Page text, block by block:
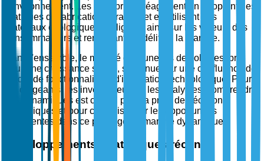
l'environnement. Les entreprises réagissent en adoptant des
pratiques de fabrication durables et en utilisant des
matériaux écologiques, s'alignant ainsi sur les valeurs des
consommateurs et renforçant la fidélité à la marque.
Dans l'ensemble, le marché des lunettes de soleil est prêt
pour une croissance stable, soutenue par une confluence de
mode, de fonctionnalité et d'innovation technologique. Pour
les dirigeants, les investisseurs et les analystes, comprendre
ces dynamiques est crucial pour la prise de décisions
stratégiques et pour capitaliser sur les opportunités
émergentes dans ce paysage de marché dynamique.
Développements stratégiques récents